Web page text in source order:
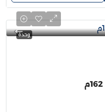
وحدة